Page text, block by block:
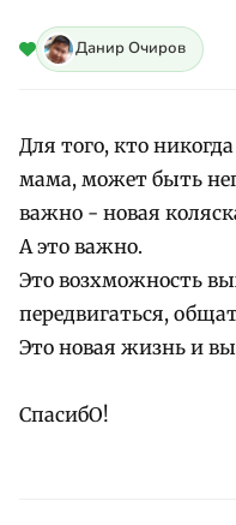
Данир Очиров
Для того, кто
мама, может быть
важно - новая
А это важно.
Это возхможность
передвигаться,
Это новая жизнь и вы
СпасибО!